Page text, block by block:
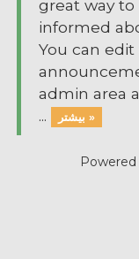
great way
informed
You can
admin area
...
بیشتر »